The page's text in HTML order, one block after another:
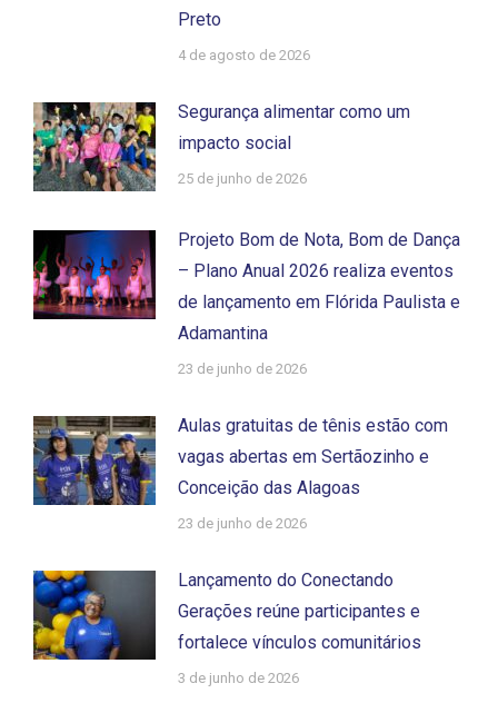
Preto
4 de agosto de 2026
Segurança alimentar como um
impacto social
25 de junho de 2026
Projeto Bom de Nota, Bom de Dança
– Plano Anual 2026 realiza eventos
de lançamento em Flórida Paulista e
Adamantina
23 de junho de 2026
Aulas gratuitas de tênis estão com
vagas abertas em Sertãozinho e
Conceição das Alagoas
23 de junho de 2026
Lançamento do Conectando
Gerações reúne participantes e
fortalece vínculos comunitários
3 de junho de 2026